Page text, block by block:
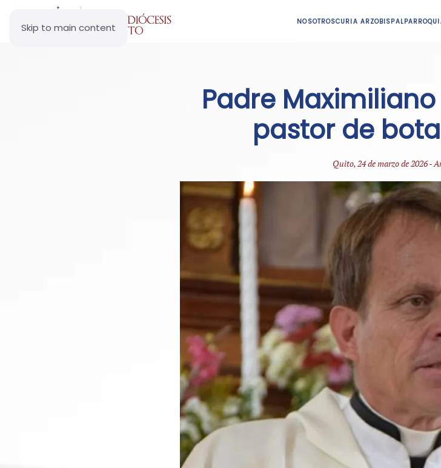
Skip to main content NOSOTROSCURIA ARZOBISPAL
Padre
pastor de
Quito, 24 de marzo de 2026 -